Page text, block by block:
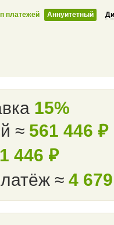
платежей Аннуитетный
15%
≈ 561 446 ⃏
446 ⃏
≈ 4